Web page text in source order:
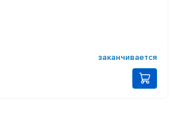
заканчивается